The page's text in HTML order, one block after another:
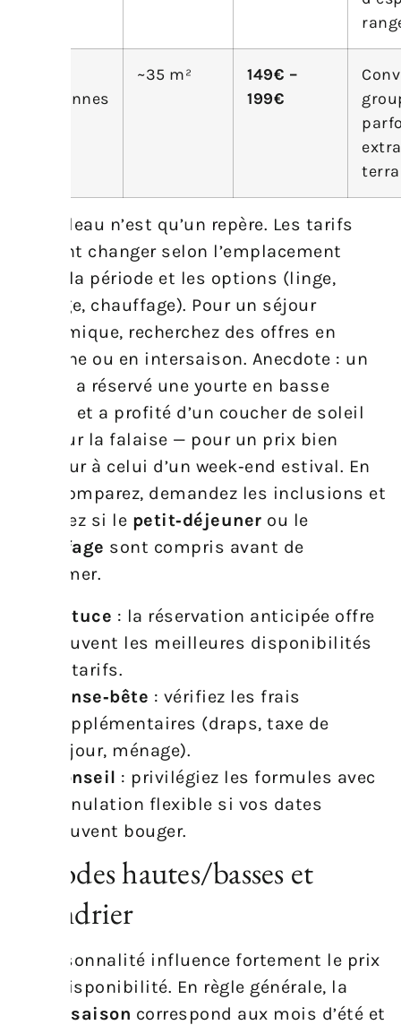
personnes
~35 m²
149€ –
199€
Ce tableau n’est qu’un repère. Les tarifs
peuvent changer selon l’emplacement
exact, la période et les options (linge,
ménage, chauffage). Pour un séjour
économique, recherchez des offres en
semaine ou en intersaison. Anecdote : un
couple a réservé une yourte en basse
saison et a profité d’un coucher de soleil
seul sur la falaise — pour un prix bien
inférieur à celui d’un week‑end estival. En
bref, comparez, demandez les inclusions et
regardez si le petit‑déjeuner ou le
chauffage sont compris avant de
confirmer.
Astuce : la réservation anticipée offre
souvent les meilleures disponibilités
et tarifs.
Pense‑bête : vérifiez les frais
supplémentaires (draps, taxe de
séjour, ménage).
Conseil : privilégiez les formules avec
annulation flexible si vos dates
peuvent bouger.
Périodes hautes/basses et
calendrier
La saisonnalité influence fortement le prix
et la disponibilité. En règle générale, la
haute saison correspond aux mois d’été et